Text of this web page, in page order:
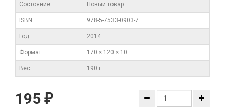
Состояние: Новый товар
ISBN: 978-5-7533-0903-7
Год: 2014
Формат: 170 × 120 × 10
Вес: 190 г
195 ₽